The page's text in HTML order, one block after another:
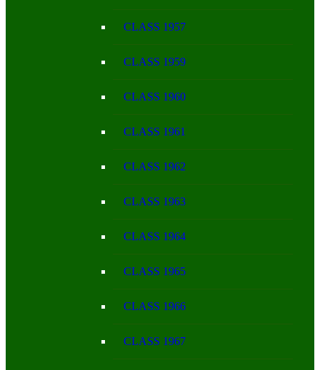
CLASS 1957
CLASS 1959
CLASS 1960
CLASS 1961
CLASS 1962
CLASS 1963
CLASS 1964
CLASS 1965
CLASS 1966
CLASS 1967